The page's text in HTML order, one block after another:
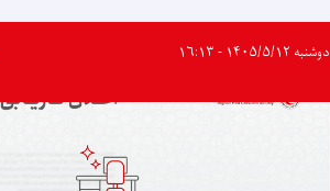
از
سیلاب‌زدگان
دوشنبه ۱۴۰۵/۵/۱۲ - ۱۶:۱۳